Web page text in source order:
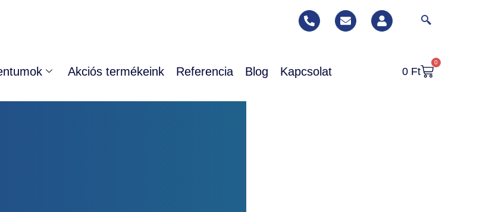
Akciós termékeink Referencia Blog Kapcsolat 0 Ft
0